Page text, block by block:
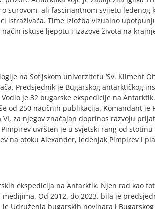
surovom, ali fascinantnom svijetu ledenog
istraživača. Time izložba vizualno
iskuse ljepotu i izazove života na
na Sofijskom univerzitetu ‘Sv. Kliment
Predsjednik je Bugarskog antarktičkog
je 32 bugarske ekspedicije na
od 250 naučnih publikacija. Komandant je
za njegov značajan doprinos razvoju
uvršten je u svjetski rang od
na otoku Alexander, ledenjak Pimpirev i
ekspedicija na Antarktik. Njen rad kao
Od 2012. do 2023. bila je
je Udruženja bugarskih novinara i